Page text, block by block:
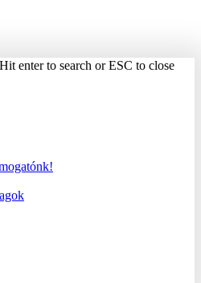
Hit enter to search or ESC to close